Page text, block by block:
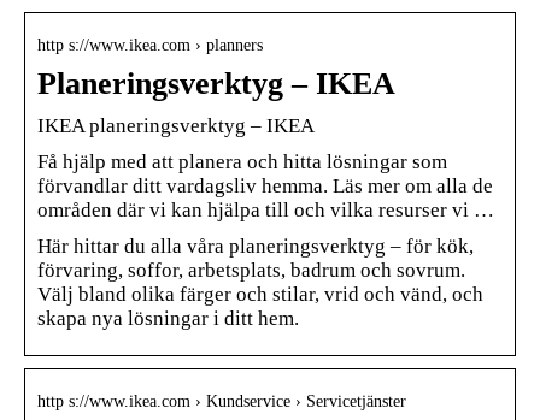
http s://www.ikea.com › planners
Planeringsverktyg – IKEA
IKEA planeringsverktyg – IKEA
Få hjälp med att planera och hitta lösningar som
förvandlar ditt vardagsliv hemma. Läs mer om alla de
områden där vi kan hjälpa till och vilka resurser vi …
Här hittar du alla våra planeringsverktyg – för kök,
förvaring, soffor, arbetsplats, badrum och sovrum.
Välj bland olika färger och stilar, vrid och vänd, och
skapa nya lösningar i ditt hem.
http s://www.ikea.com › Kundservice › Servicetjänster